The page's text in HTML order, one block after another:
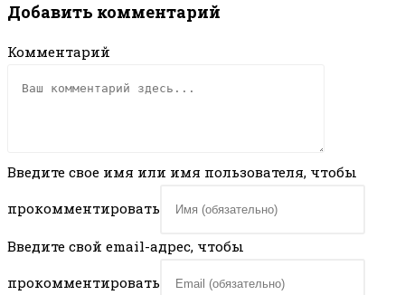
Добавить комментарий
Комментарий
Введите свое имя или имя пользователя, чтобы
прокомментировать
Введите свой email-адрес, чтобы
прокомментировать